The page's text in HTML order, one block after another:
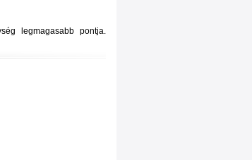
legmagasabb pontja.